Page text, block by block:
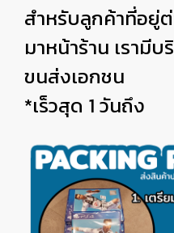
สำหรับลูกค้าที่อยู่
มาหน้าร้าน เรามี
ขนส่งเอกชน
*เร็วสุด 1 วันถึง